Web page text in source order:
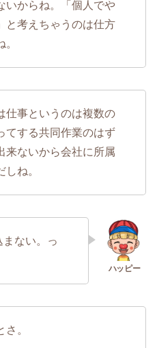
いからね。「個人でや
と考えちゃうのは仕方
仕事というのは複数の
てする共同作業のはず
来ないから会社に所属
しね。
ない。っ
。